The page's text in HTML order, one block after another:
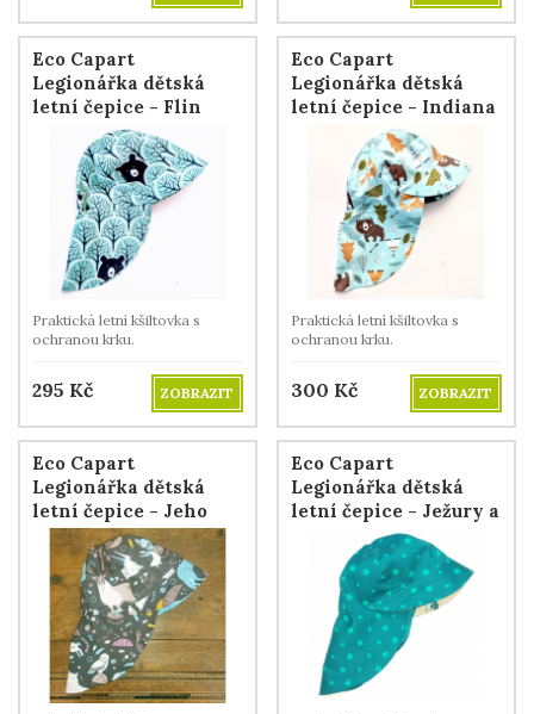
Eco Capart
Legionářka dětská
letní čepice - Flin
Praktická letní kšiltovka s
ochranou krku.
295 Kč ZOBRAZIT
Eco Capart
Legionářka dětská
letní čepice - Indiana
Praktická letní kšiltovka s
ochranou krku.
300 Kč ZOBRAZIT
Eco Capart
Legionářka dětská
letní čepice - Jeho
veličenstvo vlk
Eco Capart
Legionářka dětská
letní čepice - Ježury a
hvězdičky